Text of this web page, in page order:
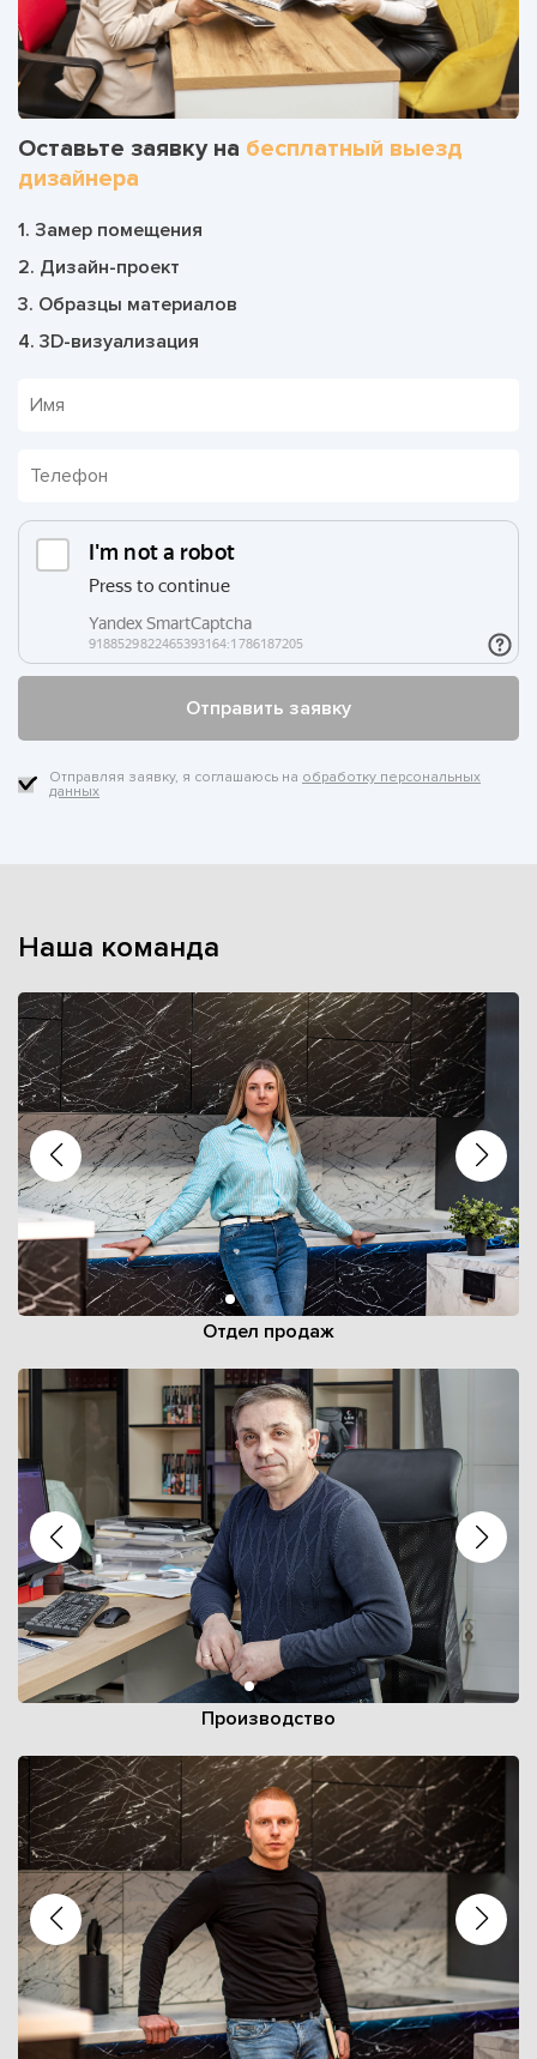
Оставьте заявку на бесплатный выезд
дизайнера
1. Замер помещения
2. Дизайн-проект
3. Образцы материалов
4. 3D-визуализация
Отправляя заявку, я соглашаюсь на обработку персональных
данных
Наша команда
Отдел продаж
Производство